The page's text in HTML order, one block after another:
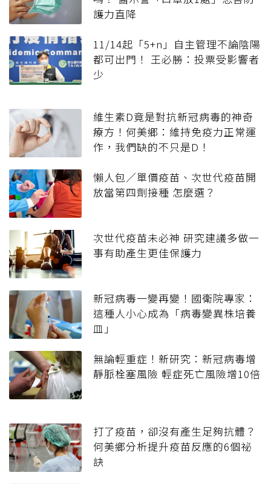
護力直降
11/14起「5+n」自主管理不論陰陽
都可出門！ 王必勝：投票受影響者
少
維生素D竟是對抗新冠病毒的神奇
療方！何美鄉：維持免疫力正常運
作，我們缺的不只是D！
懶人包／單價疫苗、次世代疫苗開
放當第四劑接種 怎麼選？
次世代疫苗未必神 研究建議多做一
事有助產生更佳保護力
新冠病毒一變再變！國衛院專家：
這種人小心成為「病毒變異株培養
皿」
無論輕重症！新研究：新冠病毒增
靜脈栓塞風險 輕症死亡風險增10倍
打了疫苗，卻沒有產生足夠抗體？
何美鄉分析提升疫苗反應的6個祕
訣